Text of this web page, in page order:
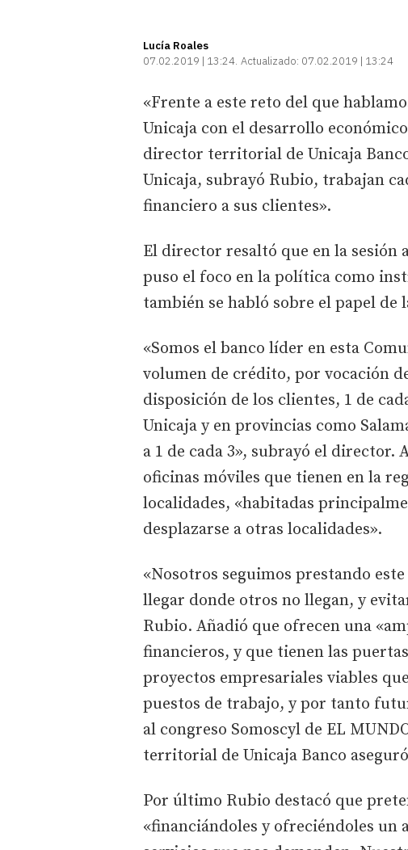
Lucía Roales
07.02.2019 | 13:24 Actualizado: 07.02.2019 | 13:24
«Frente a este reto del que
Unicaja con el desarrollo
director territorial de Unicaja
Unicaja, subrayó Rubio, trabajan
financiero a sus clientes».
El director resaltó que en la sesión
puso el foco en la política como
también se habló sobre el papel
«Somos el banco líder en esta
volumen de crédito, por vocación
disposición de los clientes, 1 de
Unicaja y en provincias como
a 1 de cada 3», subrayó el director.
oficinas móviles que tienen en la
localidades, «habitadas
desplazarse a otras localidades».
«Nosotros seguimos prestando
llegar donde otros no llegan, y
Rubio. Añadió que ofrecen una
financieros, y que tienen las
proyectos empresariales viables
puestos de trabajo, y por tanto
al congreso Somoscyl de EL
territorial de Unicaja Banco
Por último Rubio destacó que
«financiándoles y ofreciéndoles un